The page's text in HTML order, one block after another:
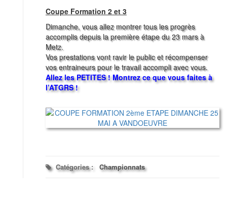
Coupe Formation 2 et 3
Dimanche, vous allez montrer tous les progrès
accomplis depuis la première étape du 23 mars à
Metz.
Vos prestations vont ravir le public et récompenser
vos entraineurs pour le travail accompli avec vous.
Allez les PETITES ! Montrez ce que vous faites à
l’ATGRS !
Catégories : Championnats